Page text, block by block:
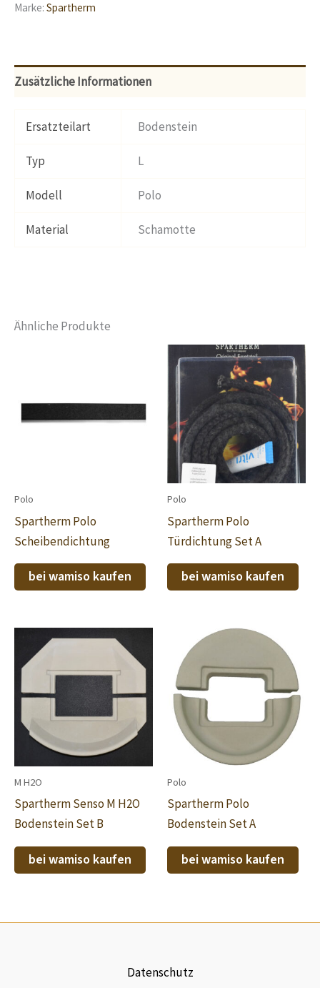
Marke: Spartherm
Zusätzliche Informationen
Ersatzteilart Bodenstein
Typ L
Modell Polo
Material Schamotte
Ähnliche Produkte
Polo
Spartherm Polo
Scheibendichtung
bei wamiso kaufen
Polo
Spartherm Polo
Türdichtung Set A
bei wamiso kaufen
M H2O
Spartherm Senso M H2O
Bodenstein Set B
bei wamiso kaufen
Polo
Spartherm Polo
Bodenstein Set A
bei wamiso kaufen
Datenschutz